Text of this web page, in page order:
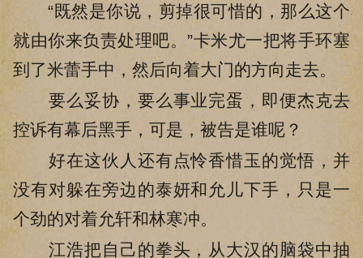
“既然是你说，剪掉很可惜的，那么这个
就由你来负责处理吧。”卡米尤一把将手环塞
到了米蕾手中，然后向着大门的方向走去。
要么妥协，要么事业完蛋，即便杰克去
控诉有幕后黑手，可是，被告是谁呢？
好在这伙人还有点怜香惜玉的觉悟，并
没有对躲在旁边的泰妍和允儿下手，只是一
个劲的对着允轩和林寒冲。
江浩把自己的拳头，从大汉的脑袋中抽